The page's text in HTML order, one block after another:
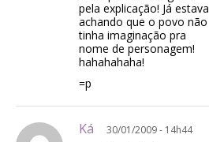
pela explicação! Já estava
achando que o povo não
tinha imaginação pra
nome de personagem!
hahahahaha!
=p
Ká 30/01/2009 - 14h44